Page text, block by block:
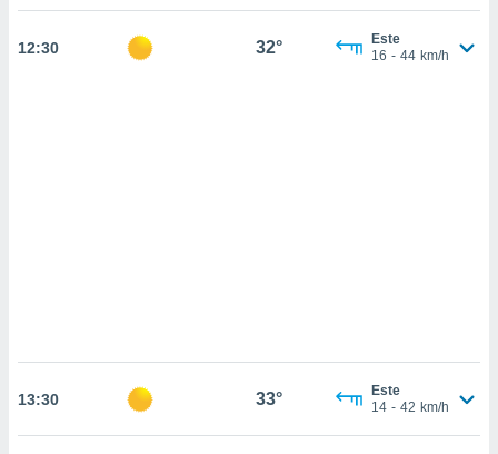
perfil
12:30 32°
Este
16 - 44 km/h
13:30 33°
Este
14 - 42 km/h